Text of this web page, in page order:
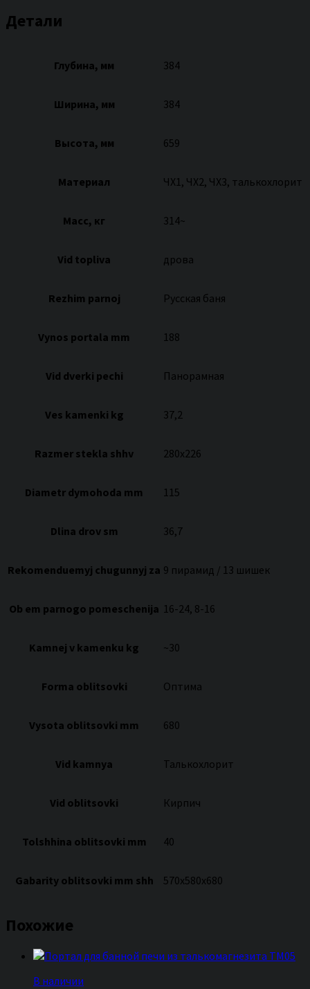
Детали
Глубина, мм 384
Ширина, мм 384
Высота, мм 659
Материал ЧХ1, ЧХ2, ЧХ3, талькохлорит
Масс, кг 314~
Vid topliva дрова
Rezhim parnoj Русская баня
Vynos portala mm 188
Vid dverki pechi Панорамная
Ves kamenki kg 37,2
Razmer stekla shhv 280х226
Diametr dymohoda mm 115
Dlina drov sm 36,7
Rekomenduemyj chugunnyj za 9 пирамид / 13 шишек
Ob em parnogo pomeschenija 16-24, 8-16
Kamnej v kamenku kg ~30
Forma oblitsovki Оптима
Vysota oblitsovki mm 680
Vid kamnya Талькохлорит
Vid oblitsovki Кирпич
Tolshhina oblitsovki mm 40
Gabarity oblitsovki mm shh 570х580х680
Похожие
В наличии